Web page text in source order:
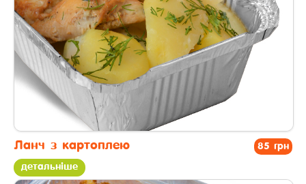
85 грн
Ланч з картоплею
детальніше